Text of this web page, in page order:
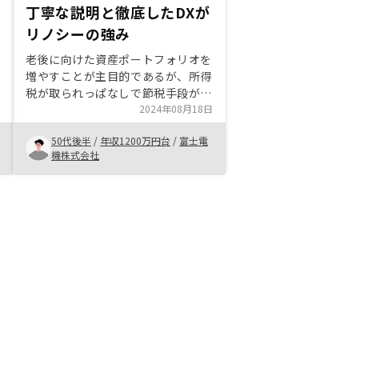
丁寧な説明と徹底したDXが
リノシーの強み
老後に向けた資産ポートフォリオを
増やすことが主目的であるが、所得
税が取られっぱなしで節税手段が限
られている普通の会社員が、不動産
投資を一つの事業のように節税がで
きる点は魅力的だ。また、良い物件
を揃えていると思います。流石、業
界大手だ。営業職全員が知識、スキ
2024年08月18日
50代後半 / 年収1200万円台 / 富士電
機株式会社